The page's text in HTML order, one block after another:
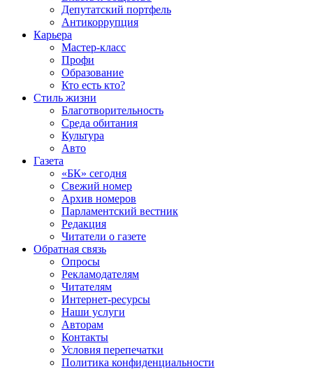
Депутатский портфель
Антикоррупция
Карьера
Мастер-класс
Профи
Образование
Кто есть кто?
Стиль жизни
Благотворительность
Среда обитания
Культура
Авто
Газета
«БК» сегодня
Свежий номер
Архив номеров
Парламентский вестник
Редакция
Читатели о газете
Обратная связь
Опросы
Рекламодателям
Читателям
Интернет-ресурсы
Наши услуги
Авторам
Контакты
Условия перепечатки
Политика конфиденциальности